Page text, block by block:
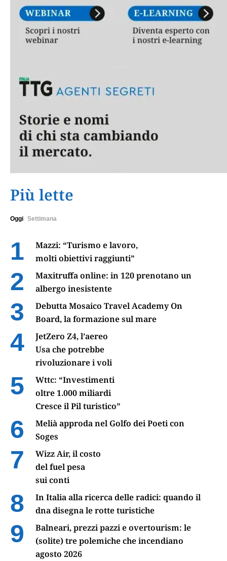
Più lette
Oggi Settimana
Mazzi: “Turismo e lavoro,
molti obiettivi raggiunti”
Maxitruffa online: in 120 prenotano un
albergo inesistente
Debutta Mosaico Travel Academy On
Board, la formazione sul mare
JetZero Z4, l’aereo
Usa che potrebbe
rivoluzionare i voli
Wttc: “Investimenti
oltre 1.000 miliardi
Cresce il Pil turistico”
Melià approda nel Golfo dei Poeti con
Soges
Wizz Air, il costo
del fuel pesa
sui conti
In Italia alla ricerca delle radici: quando il
dna disegna le rotte turistiche
Balneari, prezzi pazzi e overtourism: le
(solite) tre polemiche che incendiano
agosto 2026